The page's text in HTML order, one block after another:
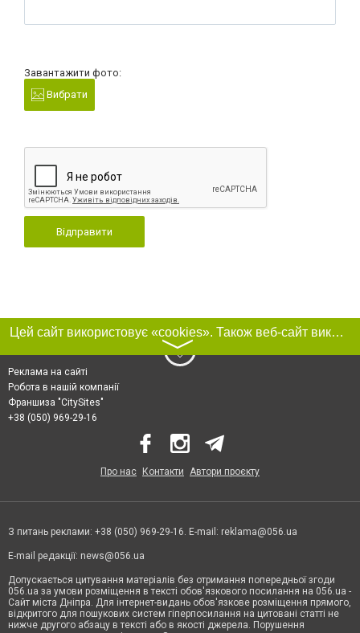
Завантажити фото:
Вибрати
Відправити
Цей сайт використовує «cookies». Також веб-сайт використовує інтернет-сервіс для збору технічних даних стосовно відвідувачів з метою отримання маркетингової та статистичної інформації. Умови обробки даних відвідувачів сайту див.
〉
Реклама на сайті
Робота в нашій компанії
Франшиза "CitySites"
+38 (050) 969-29-16
Про нас Контакти Автори проєкту
З питань реклами: +38 (050) 969-29-16. E-mail: reklama@056.ua
E-mail редакції: news@056.ua
Допускається цитування матеріалів без отримання попередньої згоди
056.ua за умови розміщення в тексті обов'язкового посилання на 056.ua -
Сайт міста Дніпра. Для інтернет-видань обов'язкове розміщення прямого,
відкритого для пошукових систем гіперпосилання на цитовані статті не
нижче другого абзацу в тексті або в якості джерела. Порушення